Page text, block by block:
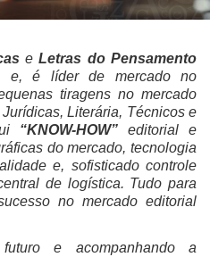
eLetras do Pensamento
e, é líder de mercado no
tiragens no mercado
Literária, Técnicos e
“KNOW-HOW”editorial e
do mercado, tecnologia
e, sofisticado controle
de logística. Tudo para
no mercado editorial
e acompanhando a